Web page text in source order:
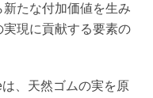
たな付加価値を生み
現に貢献する要素の
、天然ゴムの実を原